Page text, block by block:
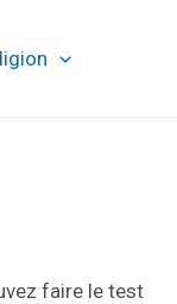
faire le test